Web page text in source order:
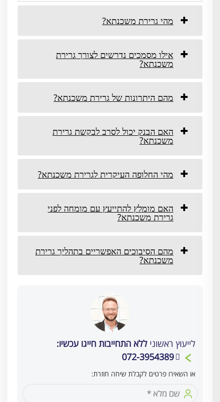
מהי גרירת משכנתא?
אילו מסמכים נדרשים לצורך גרירת
משכנתא?
מהם היתרונות של גרירת משכנתא?
האם הבנק יכול לסרב לבקשת גרירת
משכנתא?
מהי החלופה העיקרית לגרירת משכנתא?
האם מומלץ להתייעץ עם מומחה לפני
גרירת משכנתא?
מהם הסיבוכים האפשריים בתהליך גרירת
משכנתא?
לייעוץ ראשוני ללא התחייבות חייגו עכשיו:
072-3954389
או השאירו פרטים לקבלת שיחה חוזרת: